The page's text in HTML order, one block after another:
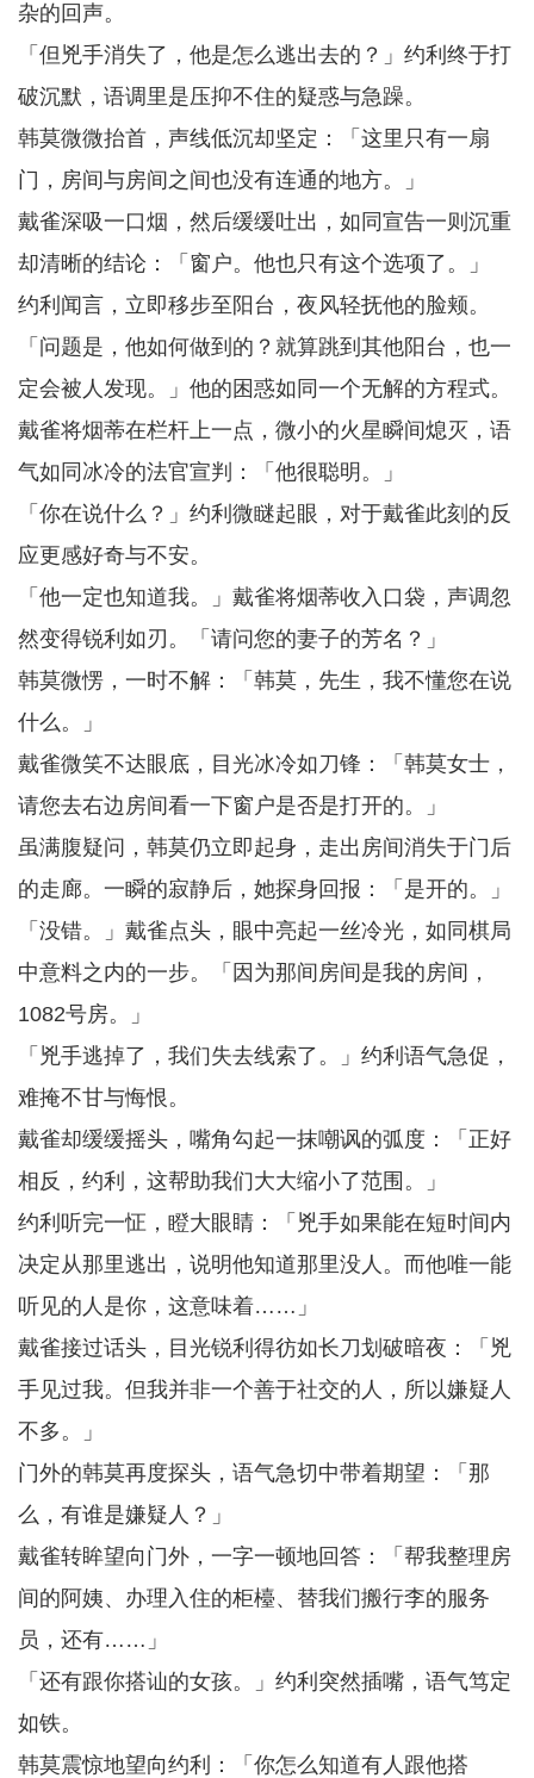
杂的回声。
「但兇手消失了，他是怎么逃出去的？」约利终于打
破沉默，语调里是压抑不住的疑惑与急躁。
韩莫微微抬首，声线低沉却坚定：「这里只有一扇
门，房间与房间之间也没有连通的地方。」
戴雀深吸一口烟，然后缓缓吐出，如同宣告一则沉重
却清晰的结论：「窗户。他也只有这个选项了。」
约利闻言，立即移步至阳台，夜风轻抚他的脸颊。
「问题是，他如何做到的？就算跳到其他阳台，也一
定会被人发现。」他的困惑如同一个无解的方程式。
戴雀将烟蒂在栏杆上一点，微小的火星瞬间熄灭，语
气如同冰冷的法官宣判：「他很聪明。」
「你在说什么？」约利微瞇起眼，对于戴雀此刻的反
应更感好奇与不安。
「他一定也知道我。」戴雀将烟蒂收入口袋，声调忽
然变得锐利如刃。「请问您的妻子的芳名？」
韩莫微愣，一时不解：「韩莫，先生，我不懂您在说
什么。」
戴雀微笑不达眼底，目光冰冷如刀锋：「韩莫女士，
请您去右边房间看一下窗户是否是打开的。」
虽满腹疑问，韩莫仍立即起身，走出房间消失于门后
的走廊。一瞬的寂静后，她探身回报：「是开的。」
「没错。」戴雀点头，眼中亮起一丝冷光，如同棋局
中意料之内的一步。「因为那间房间是我的房间，
1082号房。」
「兇手逃掉了，我们失去线索了。」约利语气急促，
难掩不甘与悔恨。
戴雀却缓缓摇头，嘴角勾起一抹嘲讽的弧度：「正好
相反，约利，这帮助我们大大缩小了范围。」
约利听完一怔，瞪大眼睛：「兇手如果能在短时间内
决定从那里逃出，说明他知道那里没人。而他唯一能
听见的人是你，这意味着……」
戴雀接过话头，目光锐利得彷如长刀划破暗夜：「兇
手见过我。但我并非一个善于社交的人，所以嫌疑人
不多。」
门外的韩莫再度探头，语气急切中带着期望：「那
么，有谁是嫌疑人？」
戴雀转眸望向门外，一字一顿地回答：「帮我整理房
间的阿姨、办理入住的柜檯、替我们搬行李的服务
员，还有……」
「还有跟你搭讪的女孩。」约利突然插嘴，语气笃定
如铁。
韩莫震惊地望向约利：「你怎么知道有人跟他搭